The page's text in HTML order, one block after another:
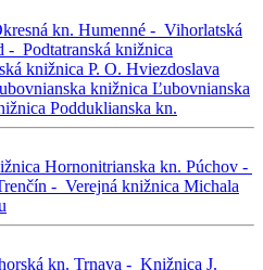
kn. Humenné - Vihorlatská
- Podtatranská knižnica
knižnica P. O. Hviezdoslava
knižnica Ľubovnianska
Podduklianska kn.
Hornonitrianska kn. Púchov -
- Verejná knižnica Michala
kn. Trnava - Knižnica J.